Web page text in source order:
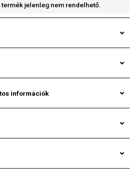
termék jelenleg nem rendelhető.
információk